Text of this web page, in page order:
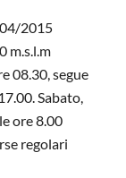
2015
m.s.l.m
08.30, segue
Sabato,
ore 8.00
regolari